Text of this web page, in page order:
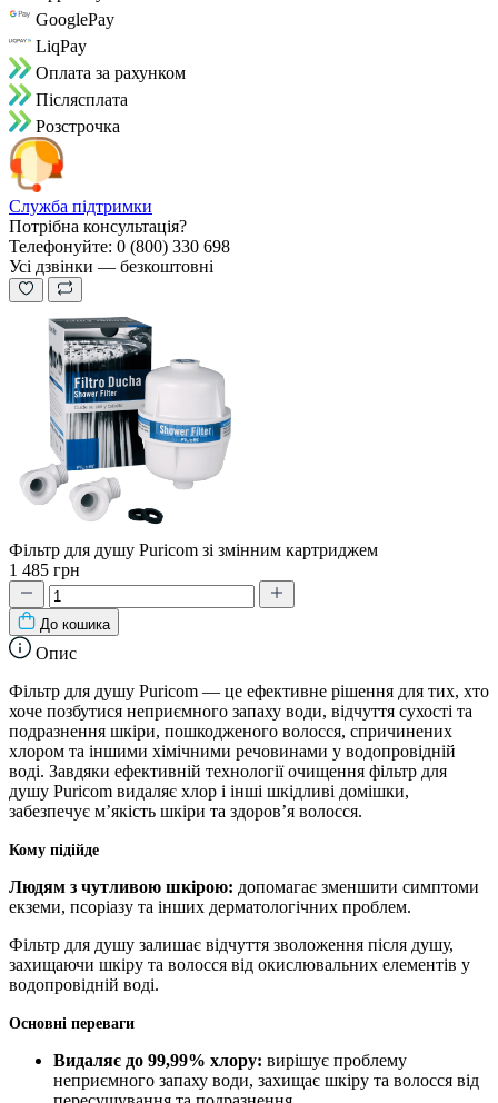
GooglePay
LiqPay
Оплата за рахунком
Пiслясплата
Розстрочка
Служба підтримки
Потрібна консультація?
Телефонуйте: 0 (800) 330 698
Усі дзвінки — безкоштовні
Фільтр для душу Puricom зі змінним картриджем
1 485 грн
До кошика
Опис
Фільтр для душу Puricom — це ефективне рішення для тих, хто
хоче позбутися неприємного запаху води, відчуття сухості та
подразнення шкіри, пошкодженого волосся, спричинених
хлором та іншими хімічними речовинами у водопровідній
воді. Завдяки ефективній технології очищення фільтр для
душу Puricom видаляє хлор і інші шкідливі домішки,
забезпечує м’якість шкіри та здоров’я волосся.
Кому підійде
Людям з чутливою шкірою: допомагає зменшити симптоми
екземи, псоріазу та інших дерматологічних проблем.
Фільтр для душу залишає відчуття зволоження після душу,
захищаючи шкіру та волосся від окислювальних елементів у
водопровідній воді.
Основні переваги
Видаляє до 99,99% хлору: вирішує проблему
неприємного запаху води, захищає шкіру та волосся від